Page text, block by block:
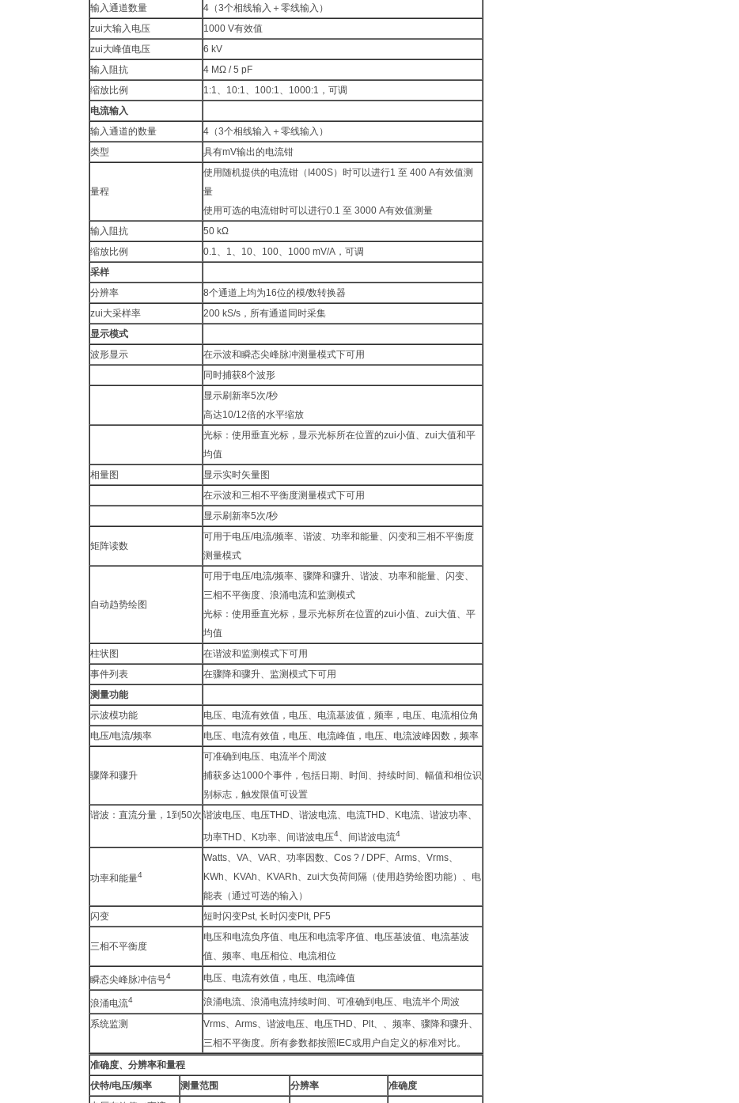
输入通道数量
4（3个相线输入＋零线输入）
zui大输入电压
1000 V有效值
zui大峰值电压
6 kV
输入阻抗
4 MΩ / 5 pF
缩放比例
1:1、10:1、100:1、1000:1，可调
电流输入
输入通道的数量
4（3个相线输入＋零线输入）
类型
具有mV输出的电流钳
量程
使用随机提供的电流钳（I400S）时可以进行1 至 400 A有效值测
量
使用可选的电流钳时可以进行0.1 至 3000 A有效值测量
输入阻抗
50 kΩ
缩放比例
0.1、1、10、100、1000 mV/A，可调
采样
分辨率
8个通道上均为16位的模/数转换器
zui大采样率
200 kS/s，所有通道同时采集
显示模式
波形显示
在示波和瞬态尖峰脉冲测量模式下可用
同时捕获8个波形
显示刷新率5次/秒
高达10/12倍的水平缩放
光标：使用垂直光标，显示光标所在位置的zui小值、zui大值和平
均值
相量图
显示实时矢量图
在示波和三相不平衡度测量模式下可用
显示刷新率5次/秒
矩阵读数
可用于电压/电流/频率、谐波、功率和能量、闪变和三相不平衡度
测量模式
自动趋势绘图
可用于电压/电流/频率、骤降和骤升、谐波、功率和能量、闪变、
三相不平衡度、浪涌电流和监测模式
光标：使用垂直光标，显示光标所在位置的zui小值、zui大值、平
均值
柱状图
在谐波和监测模式下可用
事件列表
在骤降和骤升、监测模式下可用
测量功能
示波模功能
电压、电流有效值，电压、电流基波值，频率，电压、电流相位角
电压/电流/频率
电压、电流有效值，电压、电流峰值，电压、电流波峰因数，频率
骤降和骤升
可准确到电压、电流半个周波
捕获多达1000个事件，包括日期、时间、持续时间、幅值和相位识
别标志，触发限值可设置
谐波：直流分量，1到50次 谐波电压、电压THD、谐波电流、电流THD、K电流、谐波功率、
功率THD、K功率、间谐波电压4、间谐波电流4
功率和能量4
Watts、VA、VAR、功率因数、Cos ? / DPF、Arms、Vrms、
KWh、KVAh、KVARh、zui大负荷间隔（使用趋势绘图功能）、电
能表（通过可选的输入）
闪变
短时闪变Pst, 长时闪变Plt, PF5
三相不平衡度
电压和电流负序值、电压和电流零序值、电压基波值、电流基波
值、频率、电压相位、电流相位
瞬态尖峰脉冲信号4 电压、电流有效值，电压、电流峰值
浪涌电流4
浪涌电流、浪涌电流持续时间、可准确到电压、电流半个周波
系统监测
Vrms、Arms、谐波电压、电压THD、Plt、、频率、骤降和骤升、
三相不平衡度。所有参数都按照IEC或用户自定义的标准对比。
准确度、分辨率和量程
伏特/电压/频率
测量范围 分辨率
准确度